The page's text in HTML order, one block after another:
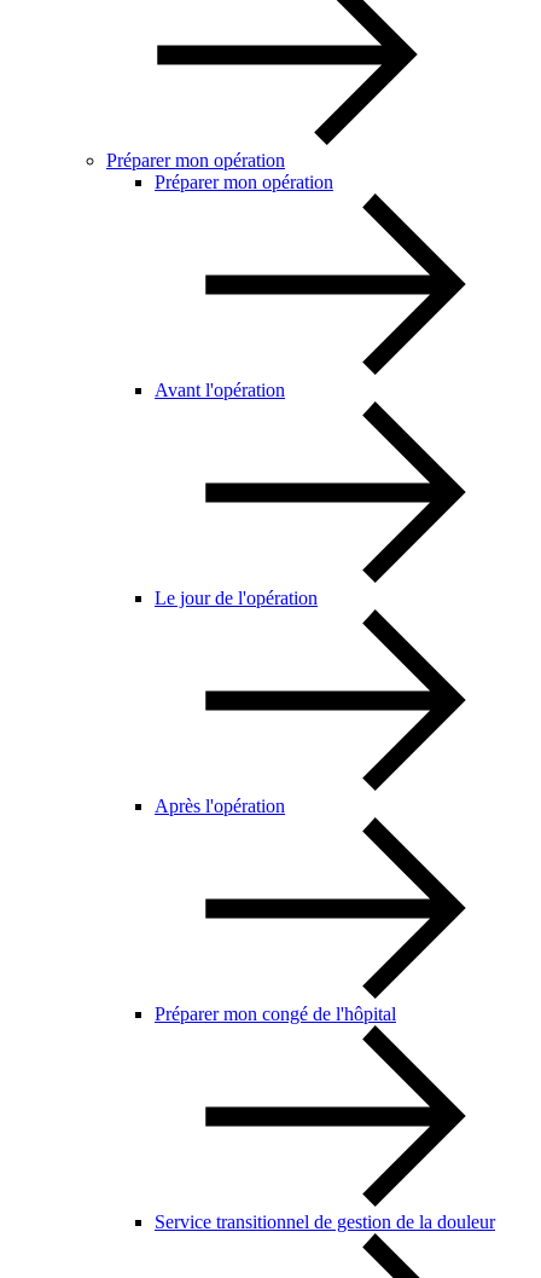
Préparer mon opération
Préparer mon opération
Avant l'opération
Le jour de l'opération
Après l'opération
Préparer mon congé de l'hôpital
Service transitionnel de gestion de la douleur